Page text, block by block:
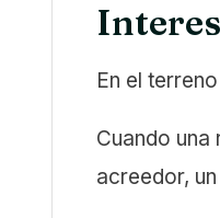
En el
Cuando una
acreedor,